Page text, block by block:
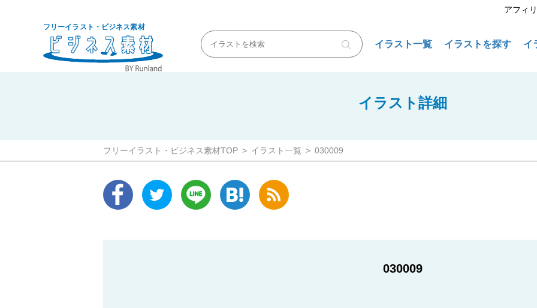
アフィ
フリーイラスト・ビジネス素材
イラスト一覧 イラストを探す イ
イラスト詳細
フリーイラスト・ビジネス素材TOP イラスト一覧 030009
030009